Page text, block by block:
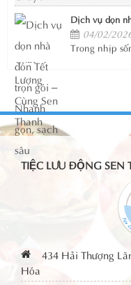
Dịch vụ dọn
04/02/
Trong nhịp
TIỆC LƯU ĐỘNG SEN
434 Hải Thượng
Hóa